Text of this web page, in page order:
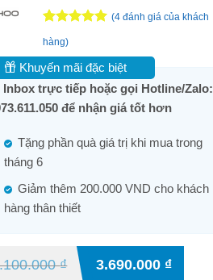
trên 5
dựa trên
đánh giá
(4 đánh giá của khách
hàng)
Khuyến mãi đặc biệt
Inbox trực tiếp hoặc gọi Hotline/Zalo:
để nhận giá tốt hơn
Tặng phần quà giá trị khi mua trong
tháng 6
Giảm thêm 200.000 VND cho khách
hàng thân thiết
₫ 3.690.000 ₫